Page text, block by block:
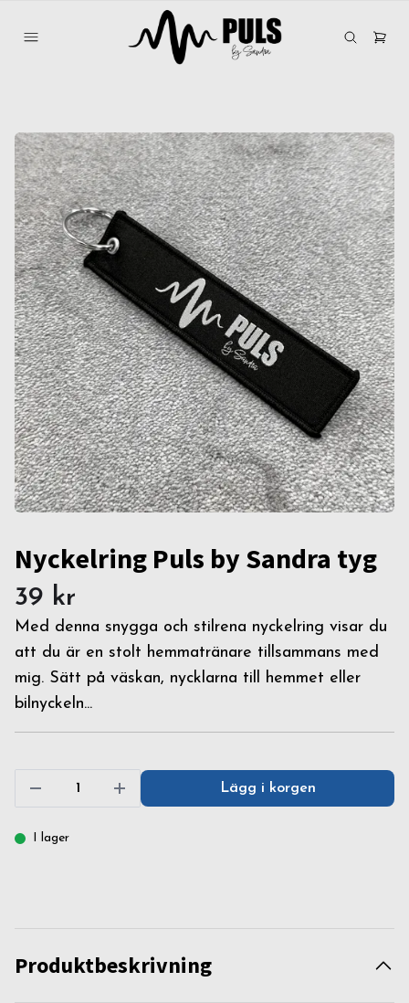
Nyckelring Puls by Sandra tyg
39 kr
Med denna snygga och stilrena nyckelring visar du
att du är en stolt hemmatränare tillsammans med
mig. Sätt på väskan, nycklarna till hemmet eller
bilnyckeln...
Lägg i korgen
I lager
Produktbeskrivning